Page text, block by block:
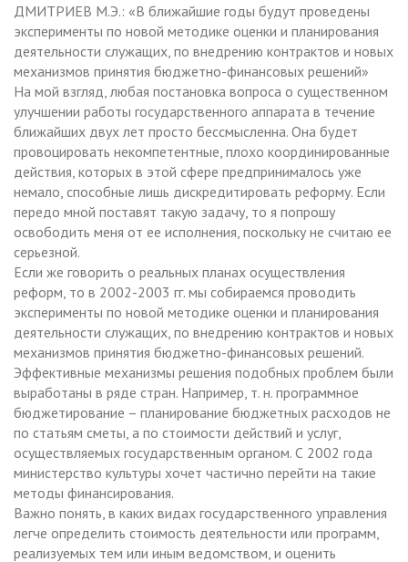
ДМИТРИЕВ М.Э.: «В ближайшие годы будут проведены
эксперименты по новой методике оценки и планирования
деятельности служащих, по внедрению контрактов и новых
механизмов принятия бюджетно-финансовых решений»
На мой взгляд, любая постановка вопроса о существенном
улучшении работы государственного аппарата в течение
ближайших двух лет просто бессмысленна. Она будет
провоцировать некомпетентные, плохо координированные
действия, которых в этой сфере предпринималось уже
немало, способные лишь дискредитировать реформу. Если
передо мной поставят такую задачу, то я попрошу
освободить меня от ее исполнения, поскольку не считаю ее
серьезной.
Если же говорить о реальных планах осуществления
реформ, то в 2002-2003 гг. мы собираемся проводить
эксперименты по новой методике оценки и планирования
деятельности служащих, по внедрению контрактов и новых
механизмов принятия бюджетно-финансовых решений.
Эффективные механизмы решения подобных проблем были
выработаны в ряде стран. Например, т. н. программное
бюджетирование – планирование бюджетных расходов не
по статьям сметы, а по стоимости действий и услуг,
осуществляемых государственным органом. С 2002 года
министерство культуры хочет частично перейти на такие
методы финансирования.
Важно понять, в каких видах государственного управления
легче определить стоимость деятельности или программ,
реализуемых тем или иным ведомством, и оценить